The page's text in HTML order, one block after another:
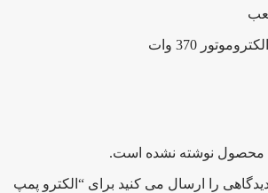
370 وات
محصول نوشته نشده است.
را ارسال می کنید برای “الکترو پمپ